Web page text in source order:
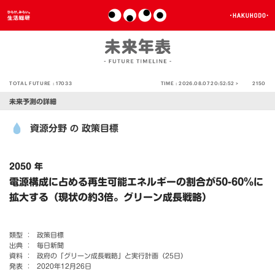
TOTAL FUTURE :17033 TIME :2026.08.07 20:52:52 > 2150
未来予測の詳細
資源分野 の 政策目標
2050 年
電源構成に占める再生可能エネルギーの割合が50-60％に
拡大する（現状の約3倍。グリーン成長戦略）
類型 ：
政策目標
出典 ：
毎日新聞
資料 ：
政府の「グリーン成長戦略」と実行計画（25日）
発表 ：
2020年12月26日